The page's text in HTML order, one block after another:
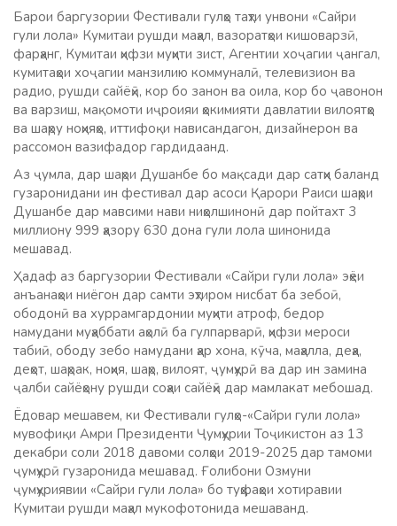
Барои баргузории Фестивали гулҳо таҳти унвони «Сайри
гули лола» Кумитаи рушди маҳал, вазоратҳои кишоварзӣ,
фарҳанг, Кумитаи ҳифзи муҳити зист, Агентии хоҷагии ҷангал,
кумитаҳои хоҷагии манзилию коммуналӣ, телевизион ва
радио, рушди сайёҳӣ, кор бо занон ва оила, кор бо ҷавонон
ва варзиш, мақомоти иҷроияи ҳокимияти давлатии вилоятҳо
ва шаҳру ноҳияҳо, иттифоқи нависандагон, дизайнерон ва
рассомон вазифадор гардидаанд.
Аз ҷумла, дар шаҳри Душанбе бо мақсади дар сатҳи баланд
гузаронидани ин фестивал дар асоси Қарори Раиси шаҳри
Душанбе дар мавсими нави ниҳолшинонӣ дар пойтахт 3
миллиону 999 ҳазору 630 дона гули лола шинонида
мешавад.
Ҳадаф аз баргузории Фестивали «Сайри гули лола» эҳёи
анъанаҳои ниёгон дар самти эҳтиром нисбат ба зебоӣ,
ободонӣ ва хуррамгардонии муҳити атроф, бедор
намудани муҳаббати аҳолӣ ба гулпарварӣ, ҳифзи мероси
табиӣ, ободу зебо намудани ҳар хона, кӯча, маҳалла, деҳа,
деҳот, шаҳрак, ноҳия, шаҳр, вилоят, ҷумҳурӣ ва дар ин замина
ҷалби сайёҳону рушди соҳаи сайёҳӣ дар мамлакат мебошад.
Ёдовар мешавем, ки Фестивали гулҳо-«Сайри гули лола»
мувофиқи Амри Президенти Ҷумҳурии Тоҷикистон аз 13
декабри соли 2018 давоми солҳои 2019-2025 дар тамоми
ҷумҳурӣ гузаронида мешавад. Ғолибони Озмуни
ҷумҳуриявии «Сайри гули лола» бо туҳфаҳои хотиравии
Кумитаи рушди маҳал мукофотонида мешаванд.